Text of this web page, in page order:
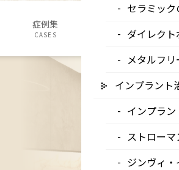
症例集
CASES Q&A
セラミッ
ダイレク
メタルフ
インプラント
インプラン
ストロー
ジンヴィ